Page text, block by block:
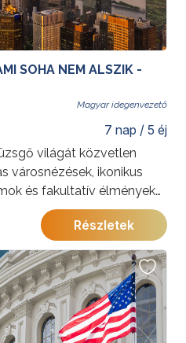
szívében. A májusi
a program magasabb,
foglalható!
SOHA NEM ALSZIK -
Magyar idegenvezető
7 nap / 5 éj
világát közvetlen
városnézések, ikonikus
és fakultatív élmények
az Amerikai Egyesült
is elérhető:New York -
Részletek